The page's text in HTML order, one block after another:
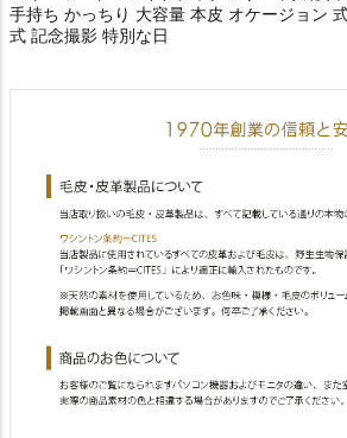
手持ち かっちり 大容量 本皮 オケージョン
式 記念撮影 特別な日